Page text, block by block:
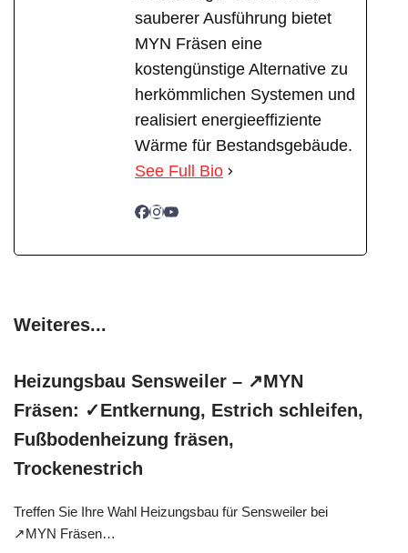
sauberer Ausführung bietet
MYN Fräsen eine
kostengünstige Alternative zu
herkömmlichen Systemen und
realisiert energieeffiziente
Wärme für Bestandsgebäude.
See Full Bio
Weiteres...
Heizungsbau Sensweiler – ↗️MYN
Fräsen: ✓Entkernung, Estrich schleifen,
Fußbodenheizung fräsen,
Trockenestrich
Treffen Sie Ihre Wahl Heizungsbau für Sensweiler bei
↗️MYN Fräsen…